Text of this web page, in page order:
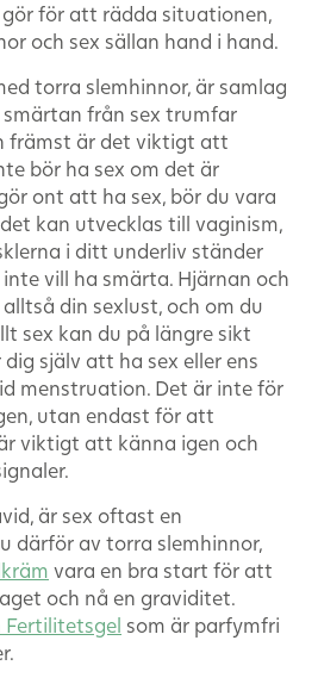
för att rädda situationen,
och sex sällan hand i hand.
torra slemhinnor, är samlag
från sex trumfar
främst är det viktigt att
bör ha sex om det är
ont att ha sex, bör du vara
kan utvecklas till vaginism,
i ditt underliv ständer
vill ha smärta. Hjärnan och
din sexlust, och om du
sex kan du på längre sikt
själv att ha sex eller ens
menstruation. Det är inte för
utan endast för att
viktigt att känna igen och
är sex oftast en
därför av torra slemhinnor,
vara en bra start för att
och nå en graviditet.
Fertilitetsgel som är parfymfri